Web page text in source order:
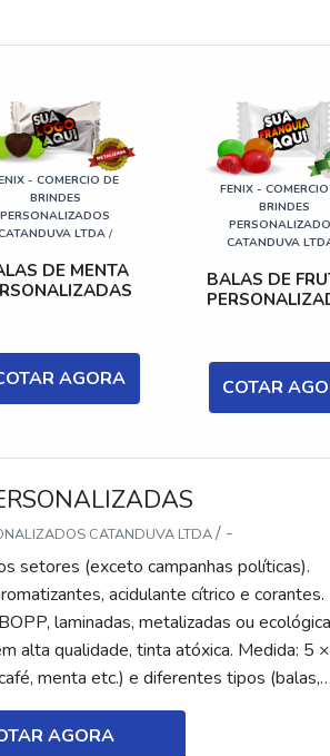
- COMERCIO DE
BRINDES
PERSONALIZADOS
LTDA /
DE MENTA
AGORA
FENIX -
BRINDES
CATANDUVA
BALAS DE
COTAR
CATANDUVA LTDA/ -
setores (exceto campanhas políticas).
acidulante cítrico e corantes.
laminadas, metalizadas ou
alta qualidade, tinta atóxica. Medida: 5 ×
menta etc.) e diferentes tipos (balas,
Produto sem glúten.
AGORA